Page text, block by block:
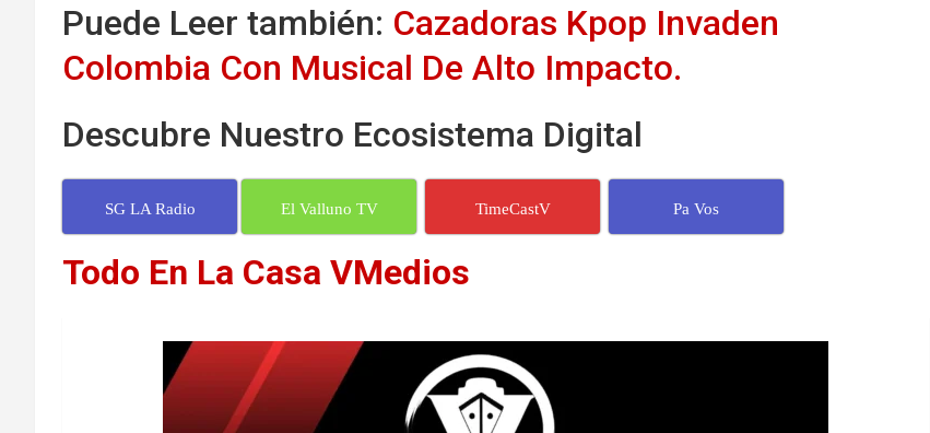
Puede Leer también: Cazadoras Kpop Invaden
Colombia Con Musical De Alto Impacto.
Descubre Nuestro Ecosistema Digital
SG LA Radio El Valluno TV TimeCastV Pa Vos
Todo En La Casa VMedios